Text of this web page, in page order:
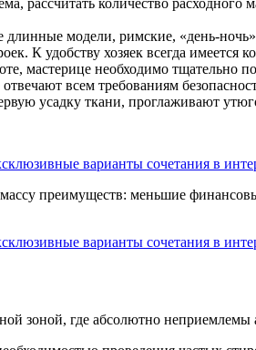
рассчитать количество
длинные модели, римские, «день-
К удобству хозяек всегда имеется
мастерице необходимо тщательно
всем требованиям
усадку ткани, проглаживают
преимуществ: меньшие
зоной, где абсолютно